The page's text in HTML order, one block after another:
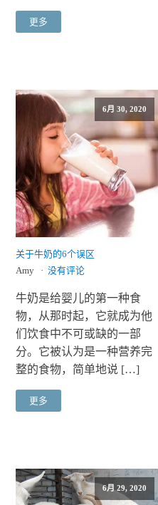
更多
6月 30, 2020
关于牛奶的6个误区
Amy 没有评论
牛奶是给婴儿的第一种食
物，从那时起，它就成为他
们饮食中不可或缺的一部
分。它被认为是一种营养完
整的食物，简单地说 […]
更多
6月 29, 2020